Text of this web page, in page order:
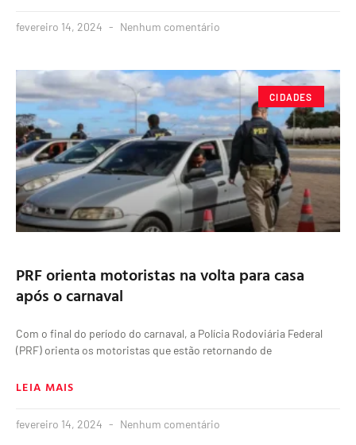
fevereiro 14, 2024 Nenhum comentário
CIDADES
PRF orienta motoristas na volta para casa
após o carnaval
Com o final do período do carnaval, a Polícia Rodoviária Federal
(PRF) orienta os motoristas que estão retornando de
LEIA MAIS
fevereiro 14, 2024 Nenhum comentário